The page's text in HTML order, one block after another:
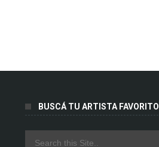
BUSCÁ TU ARTISTA FAVORITO